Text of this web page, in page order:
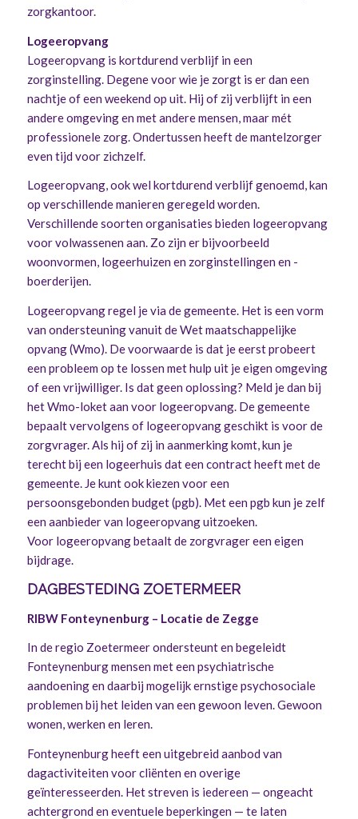
zorgkantoor.
Logeeropvang
Logeeropvang is kortdurend verblijf in een
zorginstelling. Degene voor wie je zorgt is er dan een
nachtje of een weekend op uit. Hij of zij verblijft in een
andere omgeving en met andere mensen, maar mét
professionele zorg. Ondertussen heeft de mantelzorger
even tijd voor zichzelf.
Logeeropvang, ook wel kortdurend verblijf genoemd, kan
op verschillende manieren geregeld worden.
Verschillende soorten organisaties bieden logeeropvang
voor volwassenen aan. Zo zijn er bijvoorbeeld
woonvormen, logeerhuizen en zorginstellingen en -
boerderijen.
Logeeropvang regel je via de gemeente. Het is een vorm
van ondersteuning vanuit de Wet maatschappelijke
opvang (Wmo). De voorwaarde is dat je eerst probeert
een probleem op te lossen met hulp uit je eigen omgeving
of een vrijwilliger. Is dat geen oplossing? Meld je dan bij
het Wmo-loket aan voor logeeropvang. De gemeente
bepaalt vervolgens of logeeropvang geschikt is voor de
zorgvrager. Als hij of zij in aanmerking komt, kun je
terecht bij een logeerhuis dat een contract heeft met de
gemeente. Je kunt ook kiezen voor een
persoonsgebonden budget (pgb). Met een pgb kun je zelf
een aanbieder van logeeropvang uitzoeken.
Voor logeeropvang betaalt de zorgvrager een eigen
bijdrage.
DAGBESTEDING ZOETERMEER
RIBW Fonteynenburg – Locatie de Zegge
In de regio Zoetermeer ondersteunt en begeleidt
Fonteynenburg mensen met een psychiatrische
aandoening en daarbij mogelijk ernstige psychosociale
problemen bij het leiden van een gewoon leven. Gewoon
wonen, werken en leren.
Fonteynenburg heeft een uitgebreid aanbod van
dagactiviteiten voor cliënten en overige
geïnteresseerden. Het streven is iedereen — ongeacht
achtergrond en eventuele beperkingen — te laten